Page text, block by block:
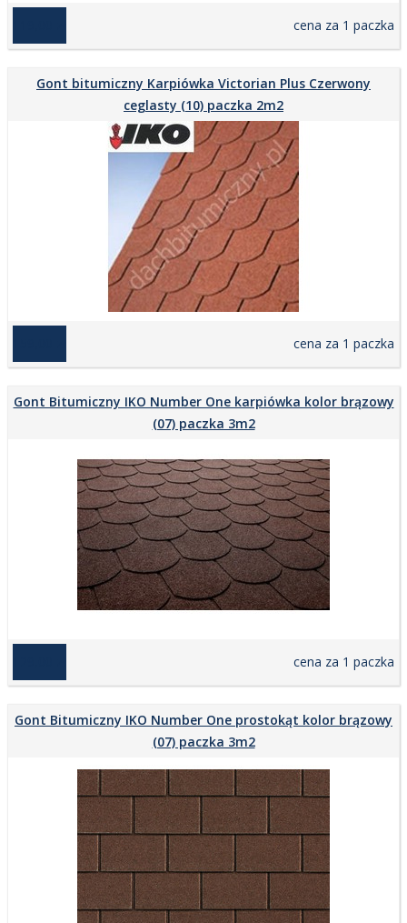
cena za 1 paczka
Gont bitumiczny Karpiówka Victorian Plus Czerwony
ceglasty (10) paczka 2m2
cena za 1 paczka
Gont Bitumiczny IKO Number One karpiówka kolor brązowy
(07) paczka 3m2
cena za 1 paczka
Gont Bitumiczny IKO Number One prostokąt kolor brązowy
(07) paczka 3m2